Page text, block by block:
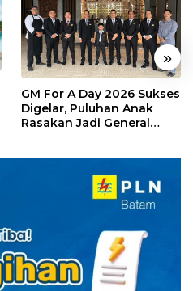
»
GM For A Day 2026 Sukses
Digelar, Puluhan Anak
Rasakan Jadi General